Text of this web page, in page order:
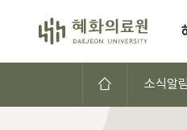
콘텐츠로 이동
홈으로소식알림